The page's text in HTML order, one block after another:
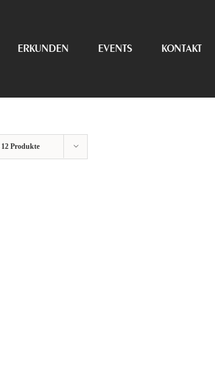
ERKUNDEN EVENTS KONTAKT
12 Produkte